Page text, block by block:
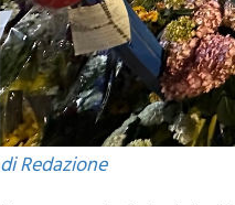
di Redazione